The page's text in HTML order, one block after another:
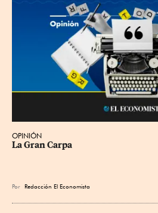
OPINIÓN
La Gran Carpa
Por Redacción El Economista